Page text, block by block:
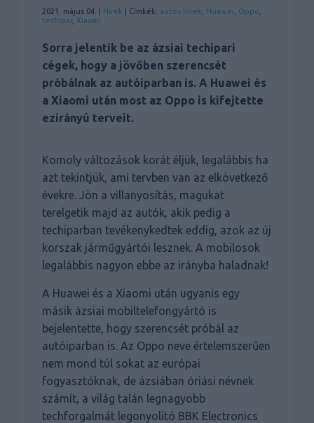
2021. május 04. | Hírek | Címkék: autós hírek Huawei Oppo
techipar, Xiaomi
Sorra jelentik be az ázsiai techipari
cégek, hogy a jövőben szerencsét
próbálnak az autóiparban is. A Huawei és
a Xiaomi után most az Oppo is kifejtette
ezirányú terveit.
Komoly változások korát éljük, legalábbis ha
azt tekintjük, ami tervben van az elkövetkező
évekre. Jön a villanyosítás, magukat
terelgetik majd az autók, akik pedig a
techiparban tevékenykedtek eddig, azok az új
korszak járműgyártói lesznek. A mobilosok
legalábbis nagyon ebbe az irányba haladnak!
A Huawei és a Xiaomi után ugyanis egy
másik ázsiai mobiltelefongyártó is
bejelentette, hogy szerencsét próbál az
autóiparban is. Az Oppo neve értelemszerűen
nem mond túl sokat az európai
fogyasztóknak, de ázsiában óriási névnek
számít, a világ talán legnagyobb
techforgalmát legonyolító BBK Electronics